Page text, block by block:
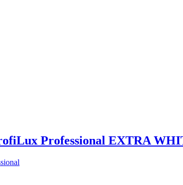
Professional EXTRA